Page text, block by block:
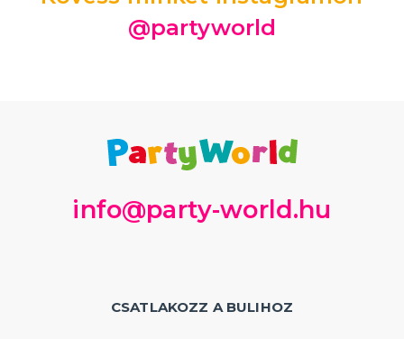
@partyworld
info@party-world.hu
CSATLAKOZZ A BULIHOZ